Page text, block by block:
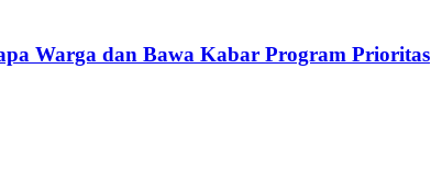
Warga dan Bawa Kabar Program Prioritas